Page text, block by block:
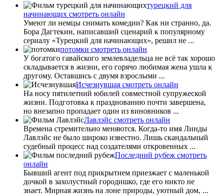
турецкий для
начинающих смотреть онлайн
Умеют ли немцы снимать комедии? Как ни странно, да.
Бора Дагтекин, написавший сценарий к популярному
сериалу «Турецкий для начинающих», решил не ...
потомки смотреть онлайн
У богатого гавайского землевладельца не всё так хорошо
складывается в жизни, его горячо любимая жена ушла к
другому. Оставшись с двумя взрослыми ...
Исчезнувшая смотреть онлайн
На носу пятилетний юбилей совместной супружеской
жизни. Подготовка к празднованию почти завершена,
но внезапно пропадает один из виновников ...
Лавлэйс смотреть онлайн
Времена стремительно меняются. Когда-то имя Линды
Лавлэйс не было широко известно. Лишь скандальный
судебный процесс над создателями откровенных ...
Последний рубеж смотреть
онлайн
Бывший агент под прикрытием приезжает с маленькой
дочкой в захолустный городишко, где его никто не
знает. Мирная жизнь на лоне природы, уютный дом, ...